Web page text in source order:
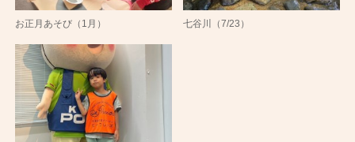
お正月あそび（1月） 七谷川（7/23）